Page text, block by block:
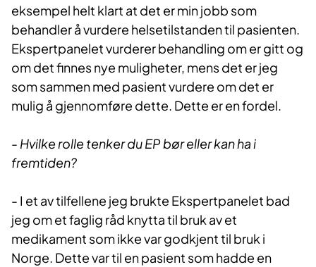
eksempel helt klart at det er min jobb som
behandler å vurdere helsetilstanden til pasienten.
Ekspertpanelet vurderer behandling om er gitt og
om det finnes nye muligheter, mens det er jeg
som sammen med pasient vurdere om det er
mulig å gjennomføre dette. Dette er en fordel.
- Hvilke rolle tenker du EP bør eller kan ha i
fremtiden?
- I et av tilfellene jeg brukte Ekspertpanelet bad
jeg om et faglig råd knytta til bruk av et
medikament som ikke var godkjent til bruk i
Norge. Dette var til en pasient som hadde en